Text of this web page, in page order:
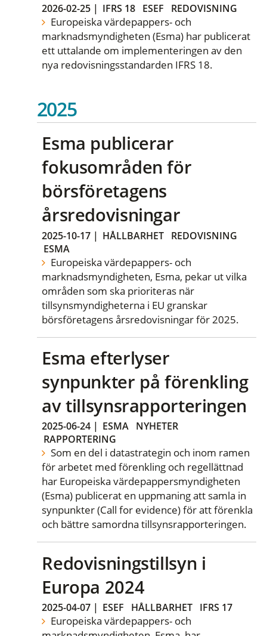
2026-02-25 | IFRS 18 ESEF REDOVISNING
Europeiska värdepappers- och
marknadsmyndigheten (Esma) har publicerat
ett uttalande om implementeringen av den
nya redovisningsstandarden IFRS 18.
2025
Esma publicerar
fokusområden för
börsföretagens
årsredovisningar
2025-10-17 | HÅLLBARHET REDOVISNING
ESMA
Europeiska värdepappers- och
marknadsmyndigheten, Esma, pekar ut vilka
områden som ska prioriteras när
tillsynsmyndigheterna i EU granskar
börsföretagens årsredovisningar för 2025.
Esma efterlyser
synpunkter på förenkling
av tillsynsrapporteringen
2025-06-24 | ESMA NYHETER
RAPPORTERING
Som en del i datastrategin och inom ramen
för arbetet med förenkling och regellättnad
har Europeiska värdepappersmyndigheten
(Esma) publicerat en uppmaning att samla in
synpunkter (Call for evidence) för att förenkla
och bättre samordna tillsynsrapporteringen.
Redovisningstillsyn i
Europa 2024
2025-04-07 | ESEF HÅLLBARHET IFRS 17
Europeiska värdepappers- och